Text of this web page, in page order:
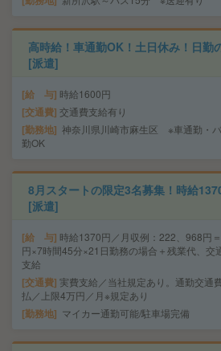
高時給！車通勤OK！土日休み！日勤
[派遣]
給 与 時給1600円
交通費 交通費支給有り
勤務地 神奈川県川崎市麻生区 ※車通勤・
勤OK
8月スタートの限定3名募集！時給
[派遣]
給 与 時給1370円／月収例：222、968円
円×7時間45分×21日勤務の場合＋残業代、交
支給
交通費 実費支給／当社規定あり。通勤交通
払／上限4万円／月※規定あり
勤務地 マイカー通勤可能/駐車場完備